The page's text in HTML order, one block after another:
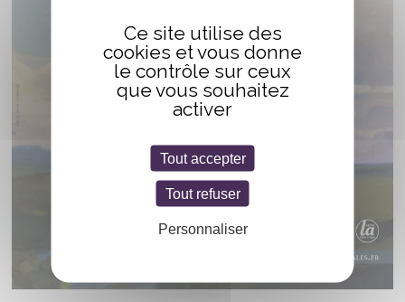
Ce site utilise des
cookies et vous donne
le contrôle sur ceux
que vous souhaitez
activer
Tout accepter
Tout refuser
Personnaliser